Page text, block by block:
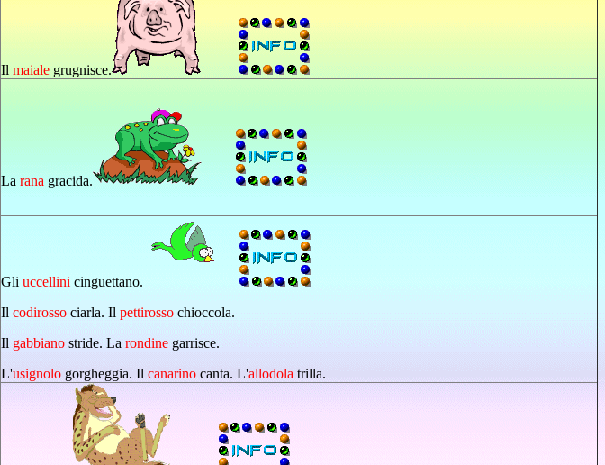
Il maiale grugnisce.
La rana gracida.
Gli uccellini cinguettano.
Il codirosso ciarla. Il pettirosso chioccola.
Ilgabbianostride. Larondinegarrisce.
L'usignolo gorgheggia. Il canarino canta. L'allodola trilla.